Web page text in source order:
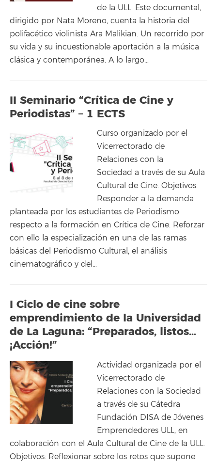
de la ULL. Este documental,
dirigido por Nata Moreno, cuenta la historia del
polifacético violinista Ara Malikian. Un recorrido por
su vida y su incuestionable aportación a la música
clásica y contemporánea. A lo largo…
II Seminario “Crítica de Cine y
Periodistas” – 1 ECTS
Curso organizado por el
Vicerrectorado de
Relaciones con la
Sociedad a través de su Aula
Cultural de Cine. Objetivos:
Responder a la demanda
planteada por los estudiantes de Periodismo
respecto a la formación en Crítica de Cine. Reforzar
con ello la especialización en una de las ramas
básicas del Periodismo Cultural, el análisis
cinematográfico y del…
I Ciclo de cine sobre
emprendimiento de la Universidad
de La Laguna: “Preparados, listos…
¡Acción!”
Actividad organizada por el
Vicerrectorado de
Relaciones con la Sociedad
a través de su Cátedra
Fundación DISA de Jóvenes
Emprendedores ULL, en
colaboración con el Aula Cultural de Cine de la ULL.
Objetivos: Reflexionar sobre los retos que supone